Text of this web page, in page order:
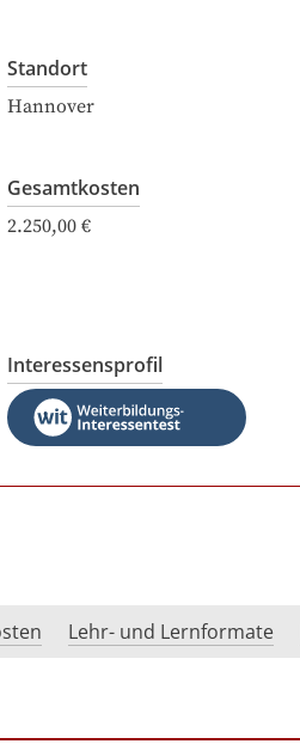
Standort
Hannover
Gesamtkosten
2.250,00 €
Interessensprofil
Lehr- und Lernformate